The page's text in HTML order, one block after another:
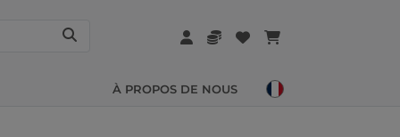
À PROPOS DE NOUS